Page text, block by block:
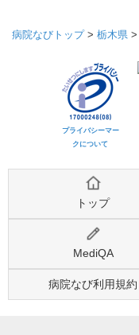
病院なびトップ> 栃木県 >
プライバシーマー
クについて
トップ
MediQA
病院なび利用規約